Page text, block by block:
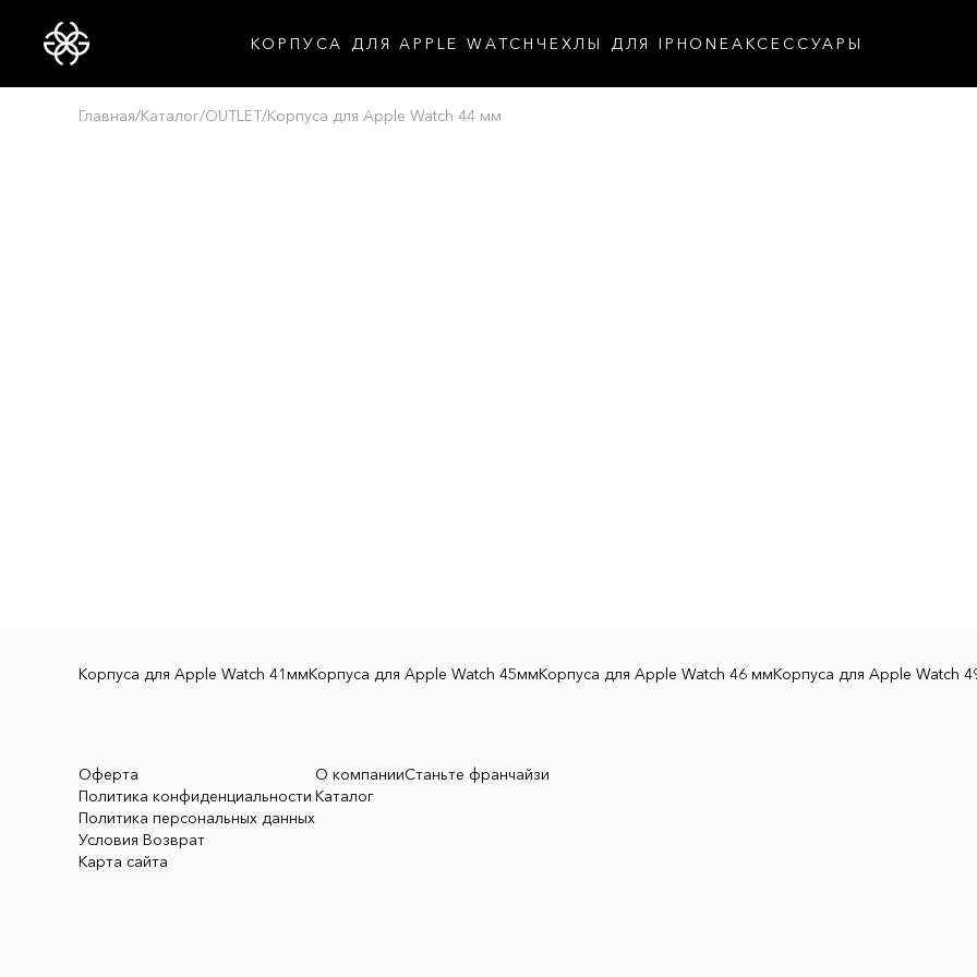
КОРПУСА ДЛЯ APPLE WATCH ЧЕХЛЫ ДЛЯ IPHONEАКСЕССУАРЫ
Главная/Каталог/OUTLET/Корпуса для Apple Watch 44 мм
Корпуса для Apple Watch 41ммКорпуса для Apple Watch 45ммКорпуса для Apple Watch 46 ммКорпуса для Apple Watch
Оферта
Политика конфиденциальности
Политика персональных данных
Условия Возврат
Карта сайта
О компании
Каталог
Станьте франчайзи